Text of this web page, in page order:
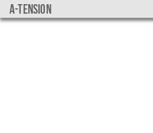
a-tension